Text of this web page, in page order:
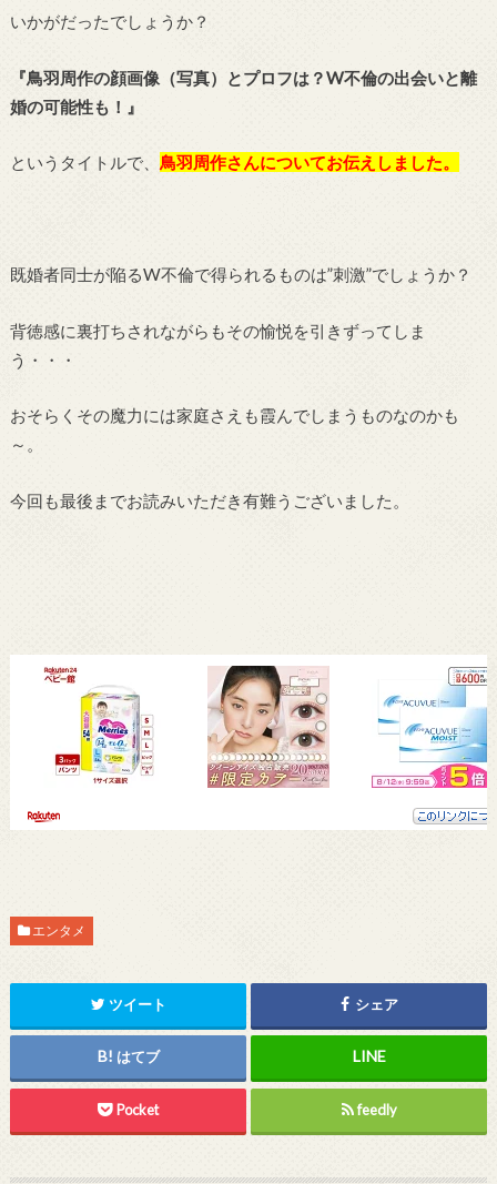
いかがだったでしょうか？
『鳥羽周作の顔画像（写真）とプロフは？W不倫の出会いと離
婚の可能性も！』
というタイトルで、 鳥羽周作さんについてお伝えしました。
既婚者同士が陥るW不倫で得られるものは”刺激”でしょうか？
背徳感に裏打ちされながらもその愉悦を引きずってしま
う・・・
おそらくその魔力には家庭さえも霞んでしまうものなのかも
～。
今回も最後までお読みいただき有難うございました。
エンタメ
ツイート シェア
はてブ
Pocket feedly